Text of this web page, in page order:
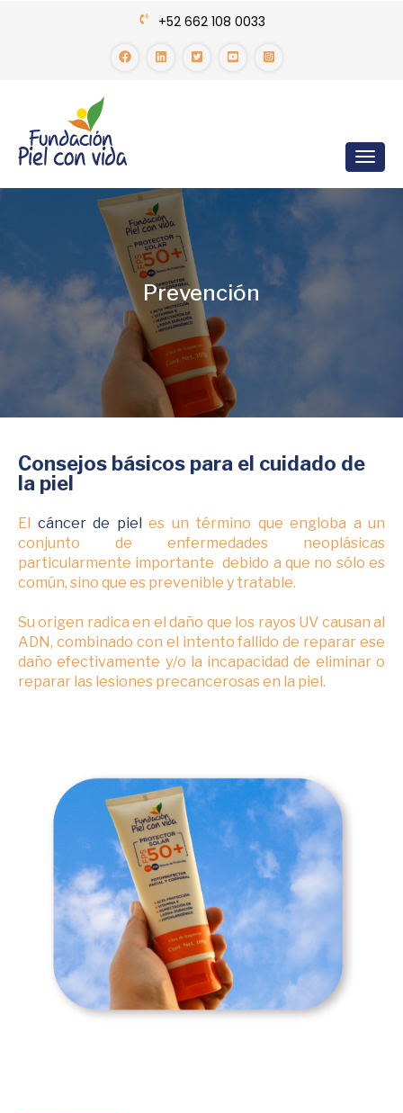
+52 662 108 0033
Prevención
Consejos básicos para el cuidado de
la piel
El cáncer de piel es un término que engloba a un
conjunto de enfermedades neoplásicas
particularmente importante debido a que no sólo es
común, sino que es prevenible y tratable.
Su origen radica en el daño que los rayos UV causan al
ADN, combinado con el intento fallido de reparar ese
daño efectivamente y/o la incapacidad de eliminar o
reparar las lesiones precancerosas en la piel.